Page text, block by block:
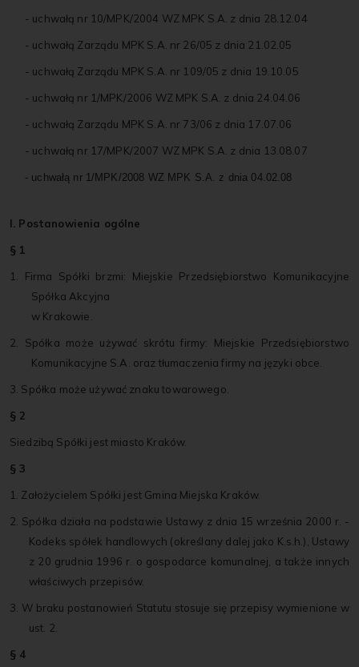
- uchwałą nr 10/MPK/2004 WZ MPK S.A. z dnia 28.12.04
- uchwałą Zarządu MPK S.A. nr 26/05 z dnia 21.02.05
- uchwałą Zarządu MPK S.A. nr 109/05 z dnia 19.10.05
- uchwałą nr 1/MPK/2006 WZ MPK S.A. z dnia 24.04.06
- uchwałą Zarządu MPK S.A. nr 73/06 z dnia 17.07.06
- uchwałą nr 17/MPK/2007 WZ MPK S.A. z dnia 13.08.07
- uchwałą nr 1/MPK/2008 WZ MPK S.A. z dnia 04.02.08
I. Postanowienia ogólne
§ 1
1. Firma Spółki brzmi: Miejskie Przedsiębiorstwo Komunikacyjne
Spółka Akcyjna
w Krakowie.
2. Spółka może używać skrótu firmy: Miejskie Przedsiębiorstwo
Komunikacyjne S.A. oraz tłumaczenia firmy na języki obce.
3. Spółka może używać znaku towarowego.
§ 2
Siedzibą Spółki jest miasto Kraków.
§ 3
1. Założycielem Spółki jest Gmina Miejska Kraków.
2. Spółka działa na podstawie Ustawy z dnia 15 września 2000 r. -
Kodeks spółek handlowych (określany dalej jako K.s.h.), Ustawy
z 20 grudnia 1996 r. o gospodarce komunalnej, a także innych
właściwych przepisów.
3. W braku postanowień Statutu stosuje się przepisy wymienione w
ust. 2.
§ 4